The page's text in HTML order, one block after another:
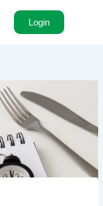
Login